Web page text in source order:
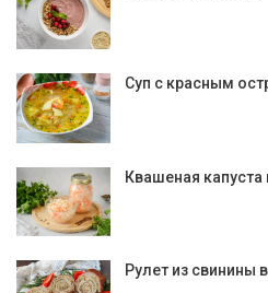
Суп с красным
Квашеная
Рулет из свинины